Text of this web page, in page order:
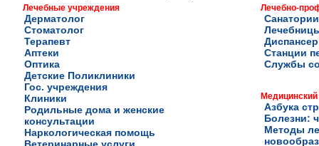
Лечебные учреждения
Дерматолог
Стоматолог
Терапевт
Аптеки
Оптика
Детские Поликлиники
Гос. учреждения
Клиники
Родильные дома и женские
консультации
Наркологическая помощь
Лечебно-
Станции
Службы
Медицинский
Азбука
Болезни:
Методы